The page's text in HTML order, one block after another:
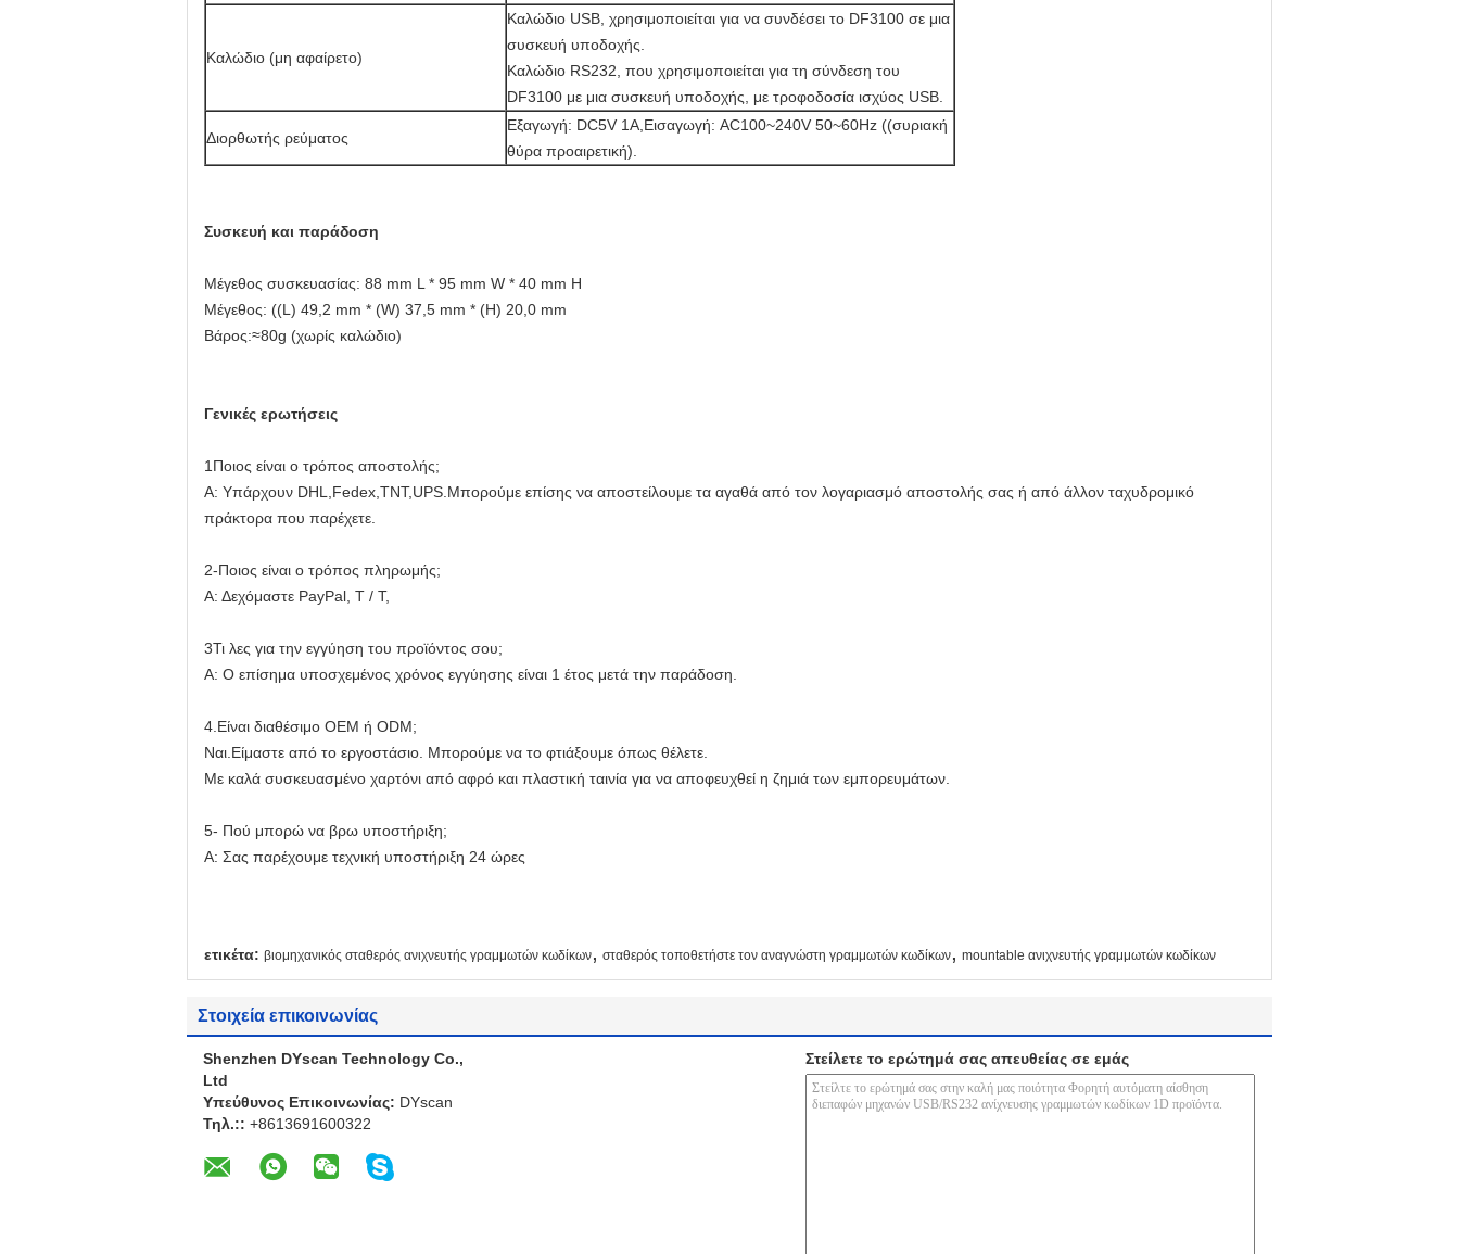
Καλώδιο (μη αφαίρετο)
Καλώδιο USB, χρησιμοποιείται για να συνδέσει το DF3100 σε μια
συσκευή υποδοχής.
Καλώδιο RS232, που χρησιμοποιείται για τη σύνδεση του
DF3100 με μια συσκευή υποδοχής, με τροφοδοσία ισχύος USB.
Διορθωτής ρεύματος
Εξαγωγή: DC5V 1A,Εισαγωγή: AC100~240V 50~60Hz ((συριακή
θύρα προαιρετική).
Συσκευή και παράδοση
Μέγεθος συσκευασίας: 88 mm L * 95 mm W * 40 mm H
Μέγεθος: ((L) 49,2 mm * (W) 37,5 mm * (H) 20,0 mm
Βάρος:≈80g (χωρίς καλώδιο)
Γενικές ερωτήσεις
1Ποιος είναι ο τρόπος αποστολής;
Α: Υπάρχουν DHL,Fedex,TNT,UPS.Μπορούμε επίσης να αποστείλουμε τα αγαθά από τον λογαριασμό αποστολής σας ή από άλλον ταχυδρομικό
πράκτορα που παρέχετε.
2-Ποιος είναι ο τρόπος πληρωμής;
Α: Δεχόμαστε PayPal, T / T,
3Τι λες για την εγγύηση του προϊόντος σου;
Α: Ο επίσημα υποσχεμένος χρόνος εγγύησης είναι 1 έτος μετά την παράδοση.
4.Είναι διαθέσιμο OEM ή ODM;
Ναι.Είμαστε από το εργοστάσιο. Μπορούμε να το φτιάξουμε όπως θέλετε.
Με καλά συσκευασμένο χαρτόνι από αφρό και πλαστική ταινία για να αποφευχθεί η ζημιά των εμπορευμάτων.
5- Πού μπορώ να βρω υποστήριξη;
Α: Σας παρέχουμε τεχνική υποστήριξη 24 ώρες
ετικέτα: βιομηχανικός σταθερός ανιχνευτής γραμμωτών κωδίκων, σταθερός τοποθετήστε τον αναγνώστη γραμμωτών κωδίκων, mountable ανιχνευτής γραμμωτών κωδίκων
Στοιχεία επικοινωνίας
Shenzhen DYscan Technology Co.,
Ltd
Υπεύθυνος Επικοινωνίας: DYscan
Τηλ.:: +8613691600322
Στείλετε το ερώτημά σας απευθείας σε εμάς